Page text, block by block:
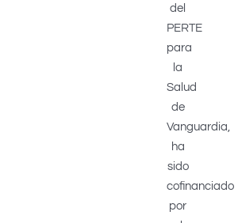
del
PERTE
para
la
Salud
de
Vanguardia,
ha
sido
cofinanciado
por